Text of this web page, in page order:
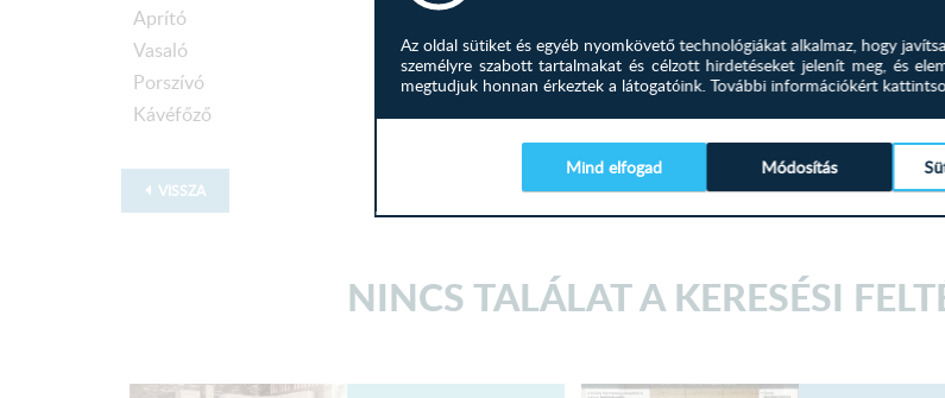
Aprító
Vasaló
Porszívó
Kávéfőző
VISSZA KONYHAI
NINCS TALÁLAT A KERESÉSI
Az oldal sütiket és egyéb nyomkövető technológiákat alkalmaz, hogy
személyre szabott tartalmakat és célzott hirdetéseket jelenít meg, és
megtudjuk honnan érkeztek a látogatóink. További információkért
Mind elfogad Módosítás